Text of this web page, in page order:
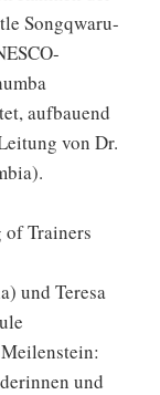
Songqwaru-
aufbauend
von Dr.
of Trainers
und Teresa
und